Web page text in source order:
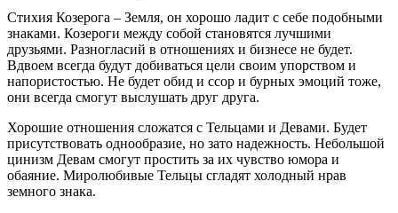
Стихия Козерога – Земля, он хорошо ладит с себе подобными
знаками. Козероги между собой становятся лучшими
друзьями. Разногласий в отношениях и бизнесе не будет.
Вдвоем всегда будут добиваться цели своим упорством и
напористостью. Не будет обид и ссор и бурных эмоций тоже,
они всегда смогут выслушать друг друга.
Хорошие отношения сложатся с Тельцами и Девами. Будет
присутствовать однообразие, но зато надежность. Небольшой
цинизм Девам смогут простить за их чувство юмора и
обаяние. Миролюбивые Тельцы сгладят холодный нрав
земного знака.